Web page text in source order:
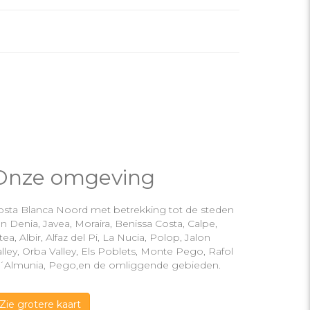
omgeving
Blanca Noord met betrekking tot de steden
Denia, Javea, Moraira, Benissa Costa, Calpe,
Albir, Alfaz del Pi, La Nucia, Polop, Jalon
Orba Valley, Els Poblets, Monte Pego, Rafol
Pego,en de omliggende gebieden.
Zie grotere kaart